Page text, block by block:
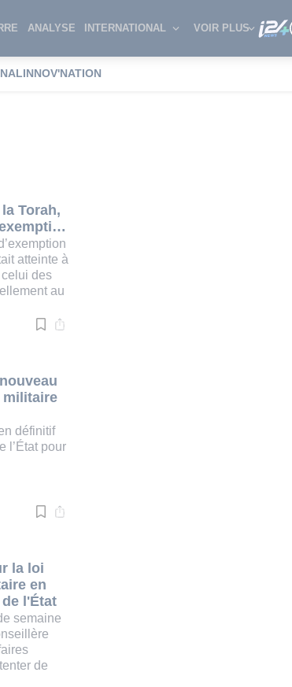
ANALYSE INTERNATIONAL VOIR PLUS
INNOV'NATION
Torah,
atteinte à
celui des
au
militaire
définitif
l’État pour
la loi
en
l'État
semaine
de